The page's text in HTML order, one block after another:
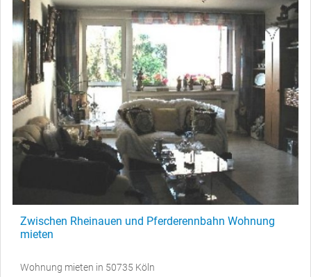
Zwischen Rheinauen und Pferderennbahn Wohnung
mieten
Wohnung mieten in 50735 Köln